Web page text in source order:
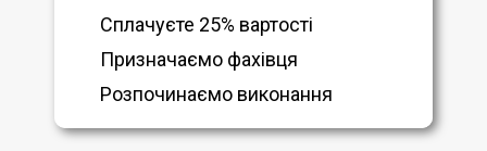
Сплачуєте 25% вартості
Призначаємо фахівця
Розпочинаємо виконання